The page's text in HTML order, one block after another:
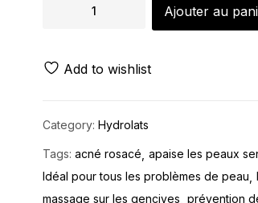
Ajouter au
Add to wishlist
Category: Hydrolats
Tags: acné rosacé apaise les peaux
Idéal pour tous les problèmes de peau
massage sur les gencives prévention